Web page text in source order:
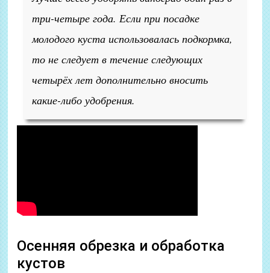
три-четыре года. Если при посадке
молодого куста использовалась подкормка,
то не следует в течение следующих
четырёх лет дополнительно вносить
какие-либо удобрения.
Осенняя обрезка и обработка
кустов